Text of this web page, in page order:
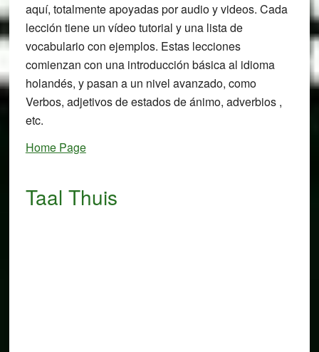
aquí, totalmente apoyadas por audio y videos. Cada
lección tiene un vídeo tutorial y una lista de
vocabulario con ejemplos. Estas lecciones
comienzan con una introducción básica al idioma
holandés, y pasan a un nivel avanzado, como
Verbos, adjetivos de estados de ánimo, adverbios ,
etc.
Home Page
Taal Thuis